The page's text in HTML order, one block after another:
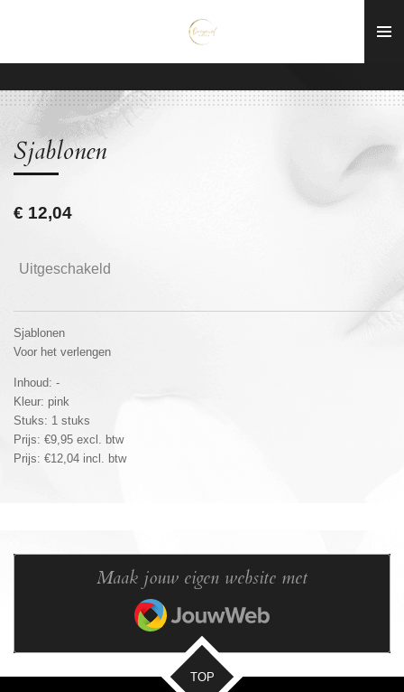
hoofdinhoud
Sjablonen
€ 12,04
Uitgeschakeld
Sjablonen
Voor het verlengen
Inhoud: -
Kleur: pink
Stuks: 1 stuks
Prijs: €9,95 excl. btw
Prijs: €12,04 incl. btw
Maak jouw eigen website met
JouwWeb
TOP